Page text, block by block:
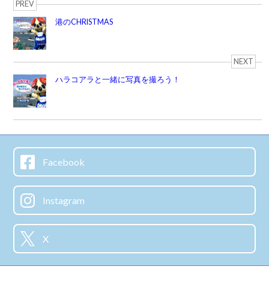
PREV
港のCHRISTMAS
NEXT
ハラコアラと一緒に写真を撮ろう！
Facebook
Instagram
X